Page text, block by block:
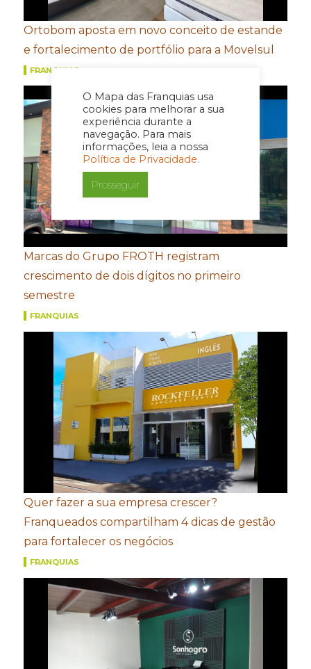
O Mapa das Franquias usa
cookies para melhorar a sua
experiência durante a
navegação. Para mais
informações, leia a nossa
Política de Privacidade.
Prosseguir
Ortobom aposta em novo conceito de estande
e fortalecimento de portfólio para a Movelsul
FRANQUIAS
Marcas do Grupo FROTH registram
crescimento de dois dígitos no primeiro
semestre
FRANQUIAS
Quer fazer a sua empresa crescer?
Franqueados compartilham 4 dicas de gestão
para fortalecer os negócios
FRANQUIAS